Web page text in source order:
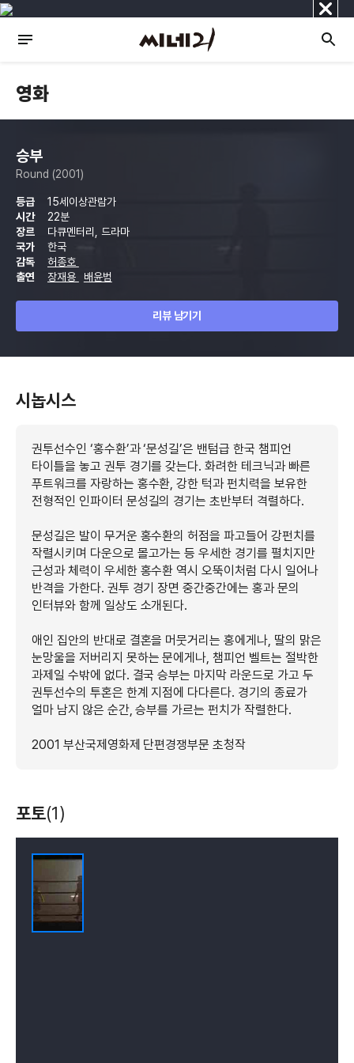
닫
기
영화
승부
Round (2001)
등급
15세이상관람가
시간
22분
장르
다큐멘터리, 드라마
국가
한국
감독
허종호
출연
장재용 배윤범
리뷰 남기기
시놉시스
권투선수인 ‘홍수환’과 ‘문성길’은 밴텀급 한국 챔피언
타이틀을 놓고 권투 경기를 갖는다. 화려한 테크닉과 빠른
푸트워크를 자랑하는 홍수환, 강한 턱과 펀치력을 보유한
전형적인 인파이터 문성길의 경기는 초반부터 격렬하다.
문성길은 발이 무거운 홍수환의 허점을 파고들어 강펀치를
작렬시키며 다운으로 몰고가는 등 우세한 경기를 펼치지만
근성과 체력이 우세한 홍수환 역시 오뚝이처럼 다시 일어나
반격을 가한다. 권투 경기 장면 중간중간에는 홍과 문의
인터뷰와 함께 일상도 소개된다.
애인 집안의 반대로 결혼을 머뭇거리는 홍에게나, 딸의 맑은
눈망울을 저버리지 못하는 문에게나, 챔피언 벨트는 절박한
과제일 수밖에 없다. 결국 승부는 마지막 라운드로 가고 두
권투선수의 투혼은 한계 지점에 다다른다. 경기의 종료가
얼마 남지 않은 순간, 승부를 가르는 펀치가 작렬한다.
2001 부산국제영화제 단편경쟁부문 초청작
포토(1)